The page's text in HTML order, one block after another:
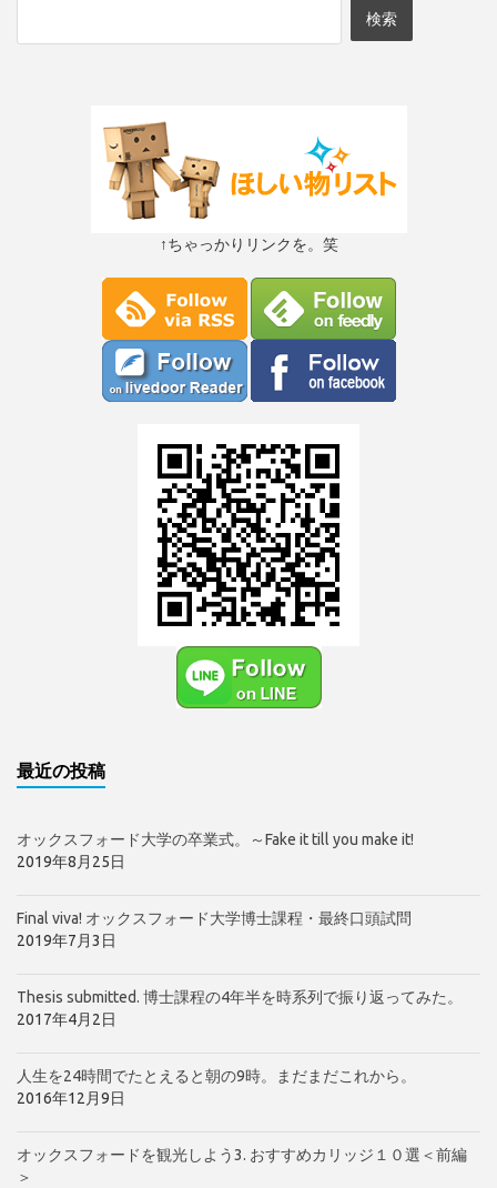
↑ちゃっかりリンクを。笑
最近の投稿
オックスフォード大学の卒業式。～Fake it till you make it!
2019年8月25日
Final viva! オックスフォード大学博士課程・最終口頭試問
2019年7月3日
Thesis submitted. 博士課程の4年半を時系列で振り返ってみた。
2017年4月2日
人生を24時間でたとえると朝の9時。まだまだこれから。
2016年12月9日
オックスフォードを観光しよう3. おすすめカリッジ１０選＜前編
＞